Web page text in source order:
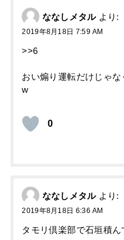
ななしメタル より:
2019年8月18日 7:59 AM
>>6
おい煽り運転だけじゃ
w
0
ななしメタル より:
2019年8月18日 6:36 AM
タモリ倶楽部で石垣積